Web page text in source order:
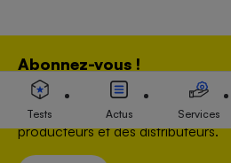
Abonnez-vous !
Bénéficiez d'une expertise
une association 100 %
producteurs et des distributeurs.
Association indépendante de l’État, des
distributeurs depuis 1951.
Tests Actus Services